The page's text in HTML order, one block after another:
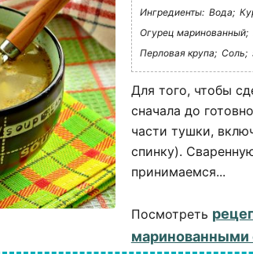
Ингредиенты: Вода;
Огурец маринованный;
Перловая крупа; Соль;
Для того, чтобы
сначала до
части тушки,
спинку).
принимаемся...
Посмотреть
маринованными